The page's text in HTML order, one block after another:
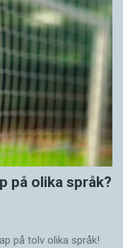
på olika språk?
på tolv olika språk!